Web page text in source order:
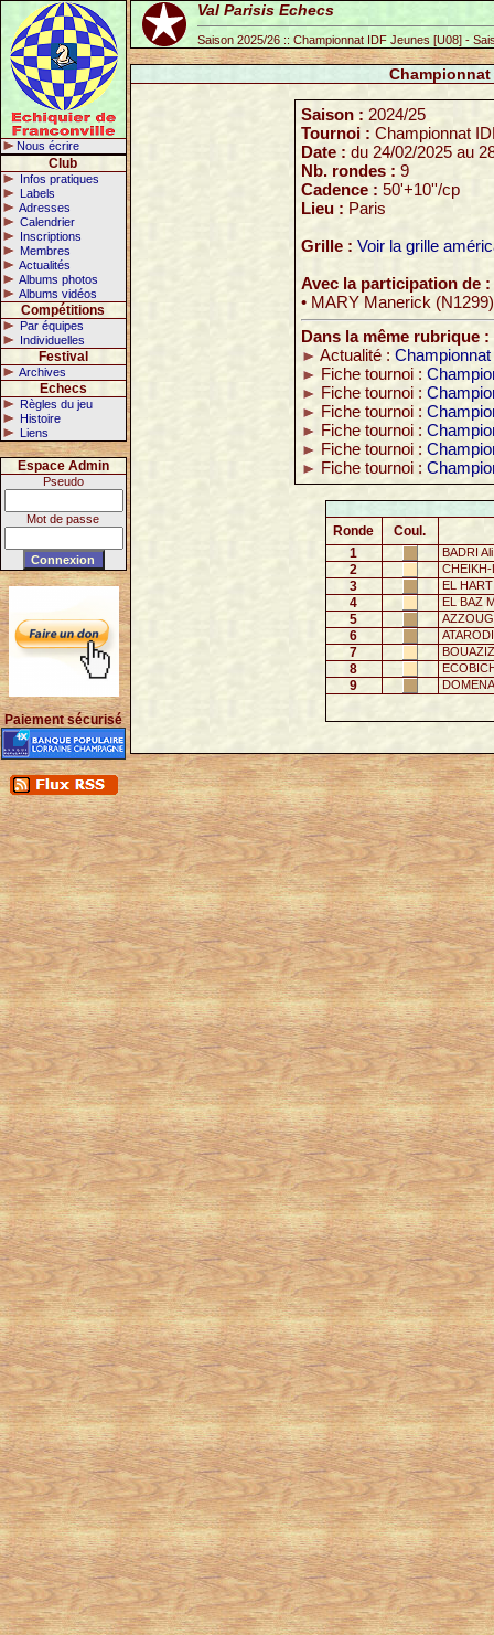
Nous écrire
Club
Infos pratiques
Labels
Adresses
Calendrier
Inscriptions
Membres
Actualités
Albums photos
Albums vidéos
Compétitions
Par équipes
Individuelles
Festival
Archives
Echecs
Règles du jeu
Histoire
Liens
Espace Admin
Pseudo
Mot de passe
Paiement sécurisé
Val Parisis Echecs
Saison 2025/26 :: Championnat IDF Jeunes [U08] -
Championnat
Saison : 2024/25
Tournoi : Championnat
Date : du 24/02/2025 au
Nb. rondes : 9
Cadence : 50'+10''/cp
Lieu : Paris
Grille : Voir la grille
Avec la participation de :
• MARY Manerick (N1299)
Dans la même rubrique :
Actualité :
Fiche tournoi :
Fiche tournoi :
Fiche tournoi :
Fiche tournoi :
Fiche tournoi :
Fiche tournoi :
Ronde
Coul.
1
BADRI Ali
2
3 EL
4 EL BAZ
5
6
7
8
9